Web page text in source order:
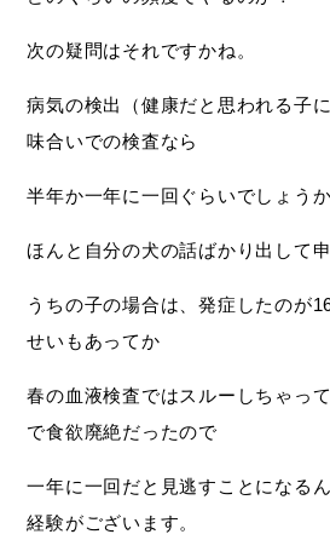
次の疑問はそれですかね。
病気の検出（健康だと思われる子
味合いでの検査なら
半年か一年に一回ぐらいでしょうか
ほんと自分の犬の話ばかり出して
うちの子の場合は、発症したのが
せいもあってか
春の血液検査ではスルーしちゃっ
で食欲廃絶だったので
一年に一回だと見逃すことになる
経験がございます。